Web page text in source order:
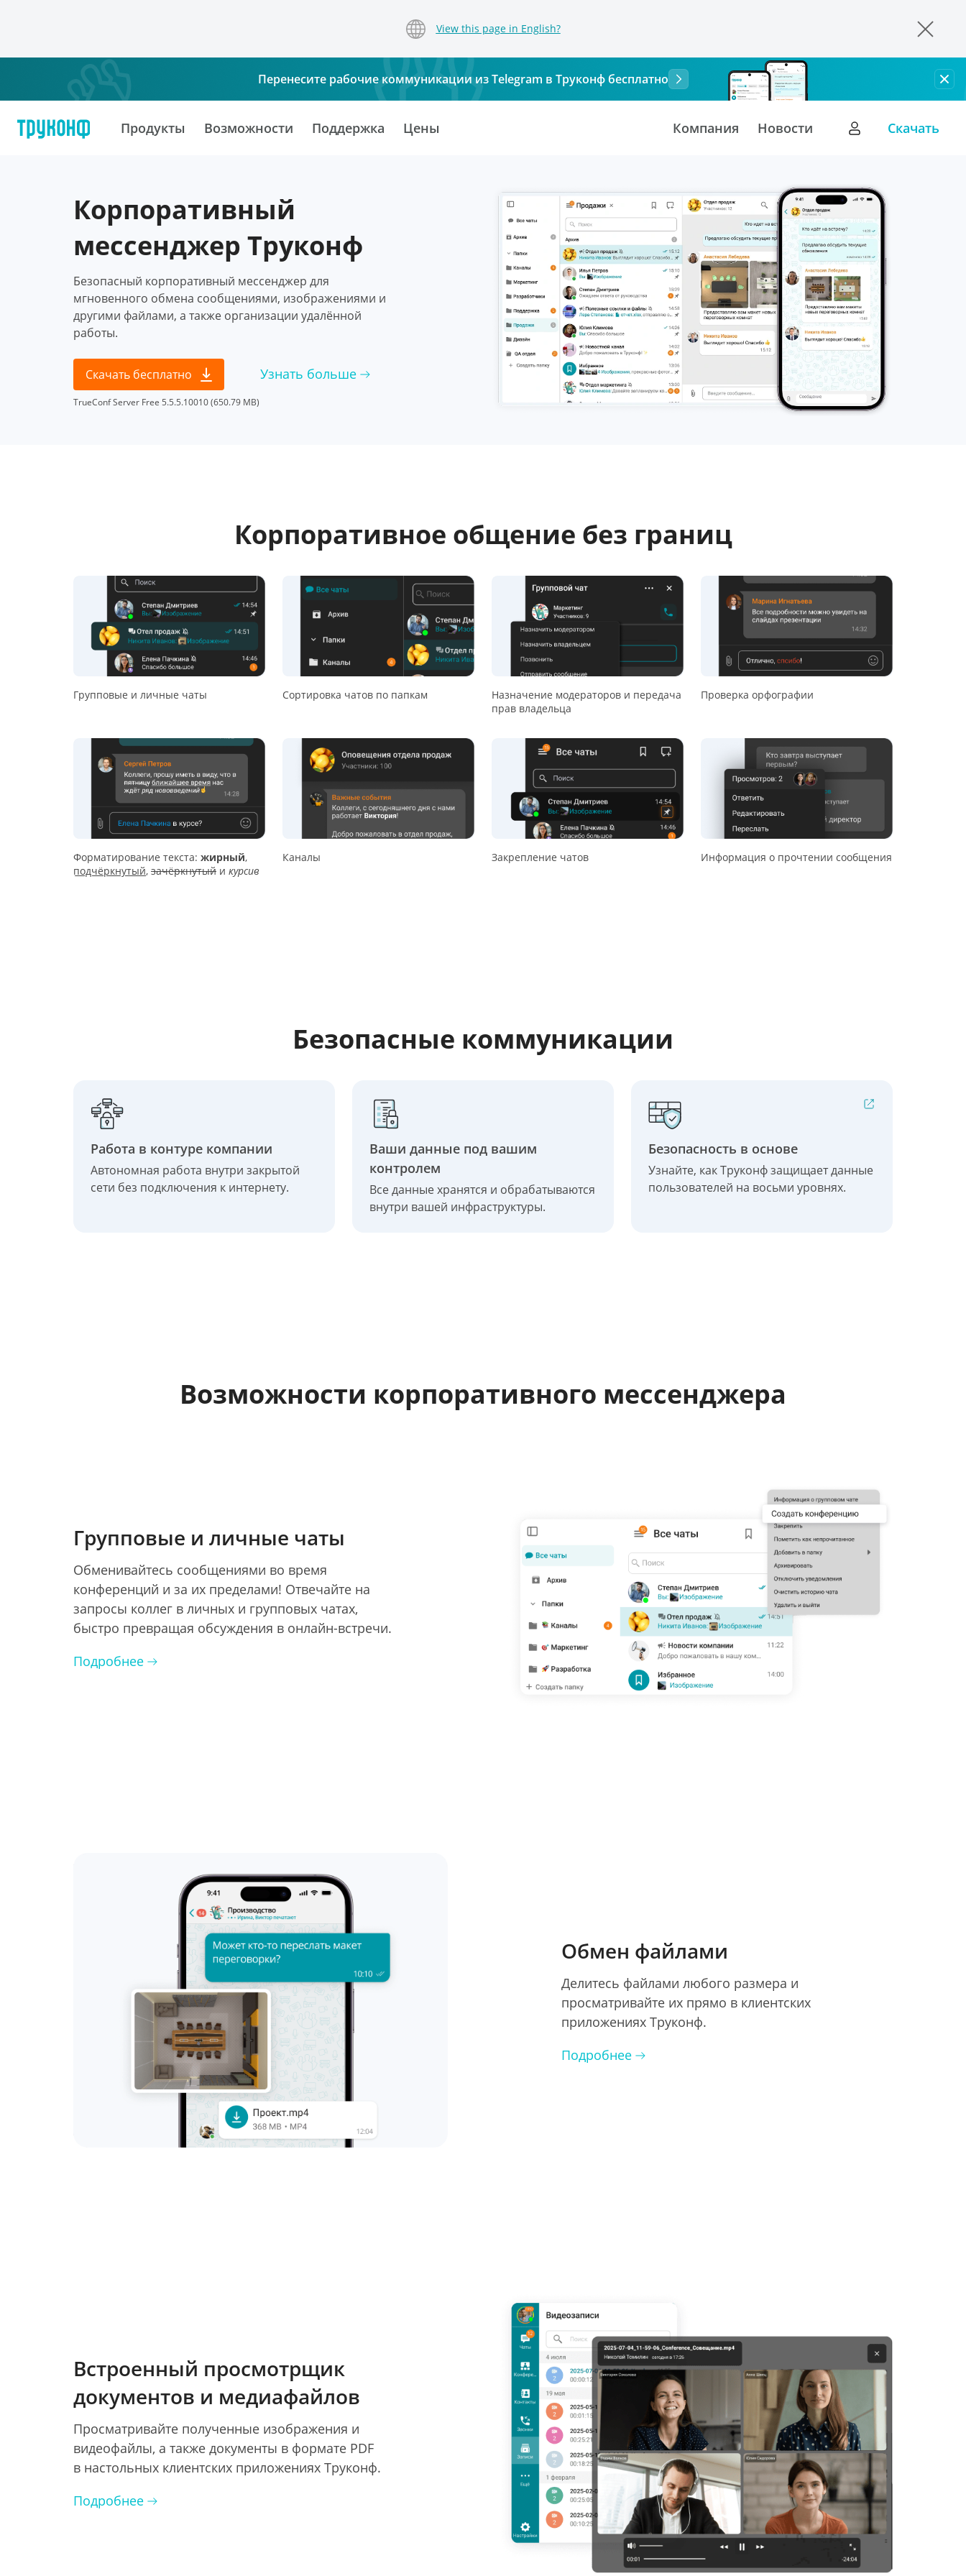
View this page in English?
Перенесите рабочие коммуникации из Telegram в Труконф бесплатно
Продукты Возможности Поддержка Цены Компания Новости Скачать
Корпоративный
мессенджер Труконф
Безопасный корпоративный мессенджер для
мгновенного обмена сообщениями, изображениями и
другими файлами, а также организации удалённой
работы.
Скачать бесплатно
TrueConf Server Free 5.5.5.10010 (650.79 MB)
Узнать больше
Корпоративное общение без границ
Групповые и личные чаты Сортировка чатов по папкам
Назначение модераторов и передача
прав владельца
Проверка орфографии
Форматирование текста: жирный,
подчёркнутый, зачёркнутый и курсив
Каналы Закрепление чатов Информация о прочтении сообщения
Безопасные коммуникации
Работа в контуре компании
Автономная работа внутри закрытой
сети без подключения к интернету.
Ваши данные под вашим
контролем
Все данные хранятся и обрабатываются
внутри вашей инфраструктуры.
Безопасность в основе
Узнайте, как Труконф защищает данные
пользователей на восьми уровнях.
Возможности корпоративного мессенджера
Групповые и личные чаты
Обменивайтесь сообщениями во время
конференций и за их пределами! Отвечайте на
запросы коллег в личных и групповых чатах,
быстро превращая обсуждения в онлайн-встречи.
Подробнее
Обмен файлами
Делитесь файлами любого размера и
просматривайте их прямо в клиентских
приложениях Труконф.
Подробнее
Встроенный просмотрщик
документов и медиафайлов
Просматривайте полученные изображения и
видеофайлы, а также документы в формате PDF
в настольных клиентских приложениях Труконф.
Подробнее